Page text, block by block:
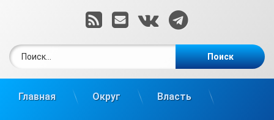
RSSE-mailВКонтакте
Telegram
Главная Округ Власть